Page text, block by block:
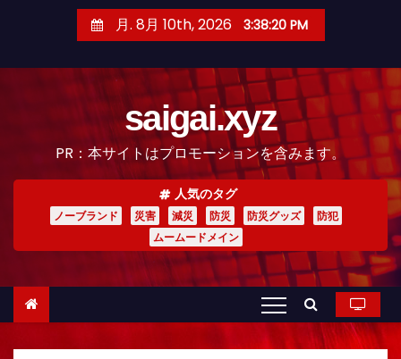
月. 8月 10th, 2026 3:38:21 PM
saigai.xyz
PR：本サイトはプロモーションを含みます。
人気のタグ
ノーブランド 災害 減災 防災 防災グッズ
防犯
ムームードメイン